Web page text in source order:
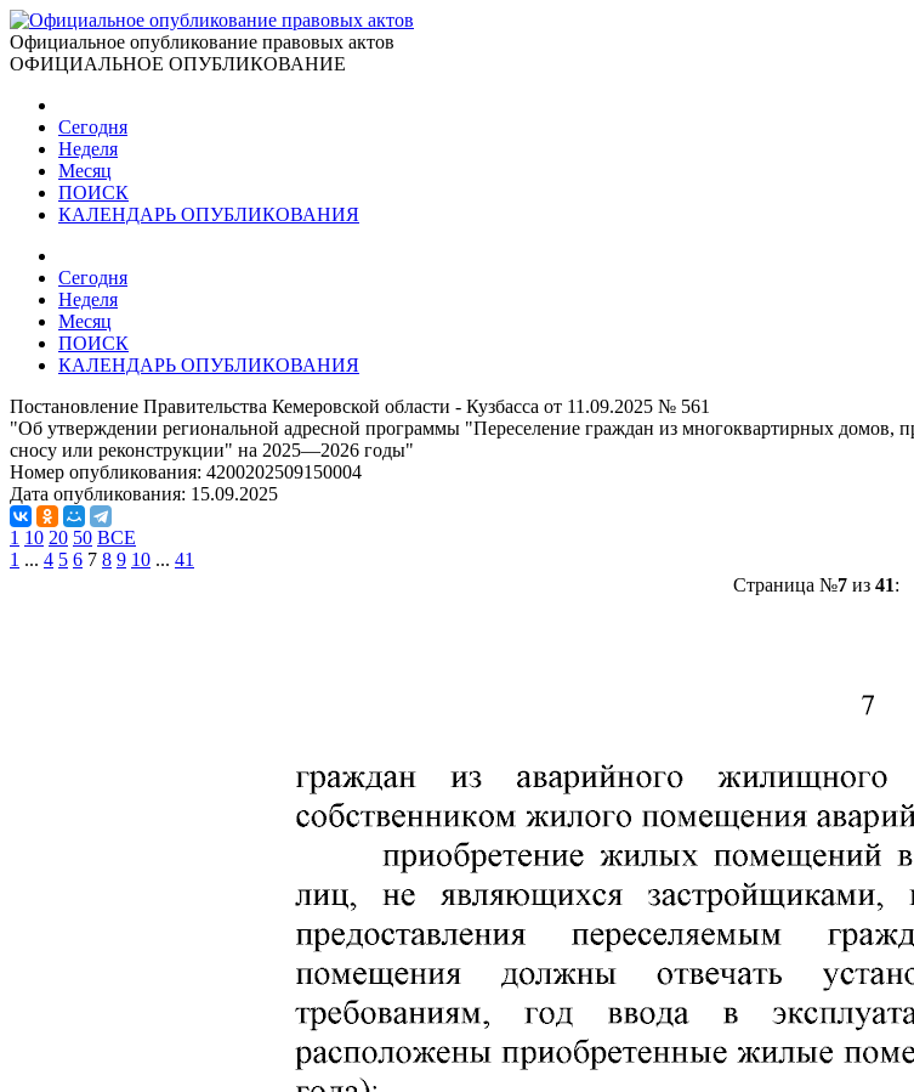
Официальное опубликование правовых актов
ОФИЦИАЛЬНОЕ ОПУБЛИКОВАНИЕ
Сегодня
Неделя
Месяц
ПОИСК
КАЛЕНДАРЬ ОПУБЛИКОВАНИЯ
Сегодня
Неделя
Месяц
ПОИСК
КАЛЕНДАРЬ ОПУБЛИКОВАНИЯ
Постановление Правительства Кемеровской области - Кузбасса от 11.09.2025 № 561
"Об утверждении региональной адресной программы "Переселение граждан из многоквартирных
сносу или реконструкции" на 2025—2026 годы"
Номер опубликования: 4200202509150004
Дата опубликования: 15.09.2025
1 10 20 50 ВСЕ
1 ... 4 5 6 7 8 9 10 ... 41
Страница №7из 41: